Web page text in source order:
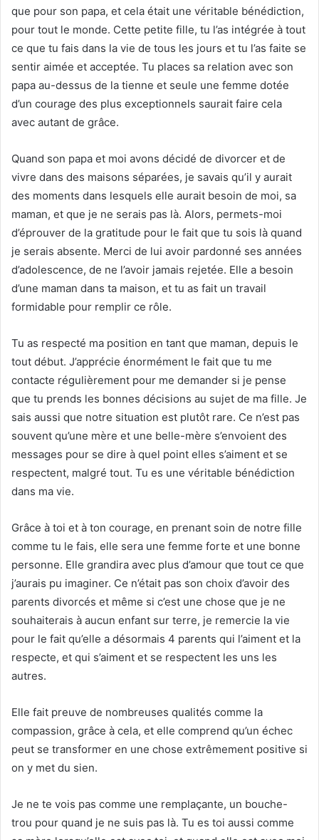
que pour son papa, et cela était une véritable bénédiction,
pour tout le monde. Cette petite fille, tu l’as intégrée à tout
ce que tu fais dans la vie de tous les jours et tu l’as faite se
sentir aimée et acceptée. Tu places sa relation avec son
papa au-dessus de la tienne et seule une femme dotée
d’un courage des plus exceptionnels saurait faire cela
avec autant de grâce.
Quand son papa et moi avons décidé de divorcer et de
vivre dans des maisons séparées, je savais qu’il y aurait
des moments dans lesquels elle aurait besoin de moi, sa
maman, et que je ne serais pas là. Alors, permets-moi
d’éprouver de la gratitude pour le fait que tu sois là quand
je serais absente. Merci de lui avoir pardonné ses années
d’adolescence, de ne l’avoir jamais rejetée. Elle a besoin
d’une maman dans ta maison, et tu as fait un travail
formidable pour remplir ce rôle.
Tu as respecté ma position en tant que maman, depuis le
tout début. J’apprécie énormément le fait que tu me
contacte régulièrement pour me demander si je pense
que tu prends les bonnes décisions au sujet de ma fille. Je
sais aussi que notre situation est plutôt rare. Ce n’est pas
souvent qu’une mère et une belle-mère s’envoient des
messages pour se dire à quel point elles s’aiment et se
respectent, malgré tout. Tu es une véritable bénédiction
dans ma vie.
Grâce à toi et à ton courage, en prenant soin de notre fille
comme tu le fais, elle sera une femme forte et une bonne
personne. Elle grandira avec plus d’amour que tout ce que
j’aurais pu imaginer. Ce n’était pas son choix d’avoir des
parents divorcés et même si c’est une chose que je ne
souhaiterais à aucun enfant sur terre, je remercie la vie
pour le fait qu’elle a désormais 4 parents qui l’aiment et la
respecte, et qui s’aiment et se respectent les uns les
autres.
Elle fait preuve de nombreuses qualités comme la
compassion, grâce à cela, et elle comprend qu’un échec
peut se transformer en une chose extrêmement positive si
on y met du sien.
Je ne te vois pas comme une remplaçante, un bouche-
trou pour quand je ne suis pas là. Tu es toi aussi comme